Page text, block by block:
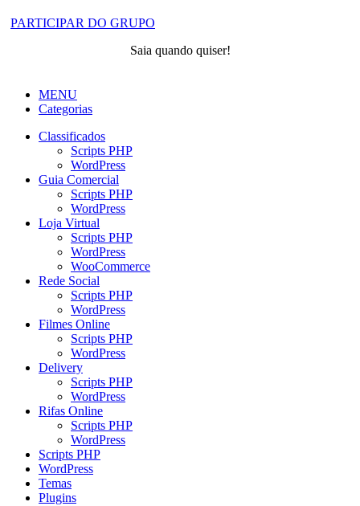
PARTICIPAR DO GRUPO
Saia quando quiser!
MENU
Categorias
Classificados
Scripts PHP
WordPress
Guia Comercial
Scripts PHP
WordPress
Loja Virtual
Scripts PHP
WordPress
WooCommerce
Rede Social
Scripts PHP
WordPress
Filmes Online
Scripts PHP
WordPress
Delivery
Scripts PHP
WordPress
Rifas Online
Scripts PHP
WordPress
Scripts PHP
WordPress
Temas
Plugins